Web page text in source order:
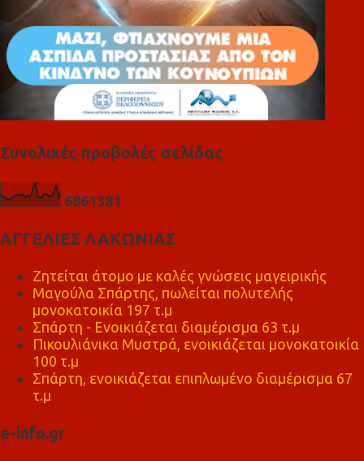
Συνολικές προβολές σελίδας
6861381
ΑΓΓΕΛΙΕΣ ΛΑΚΩΝΙΑΣ
Ζητείται άτομο με καλές γνώσεις μαγειρικής
Μαγούλα Σπάρτης, πωλείται πολυτελής
μονοκατοικία 197 τ.μ
Σπάρτη - Ενοικιάζεται διαμέρισμα 63 τ.μ
Πικουλιάνικα Μυστρά, ενοικιάζεται μονοκατοικία
100 τ.μ
Σπάρτη, ενοικιάζεται επιπλωμένο διαμέρισμα 67
τ.μ
e-info.gr